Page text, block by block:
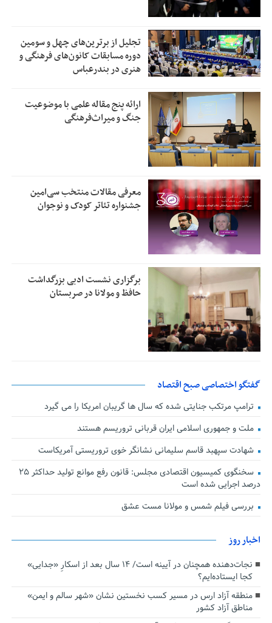
تجلیل از بر‌ترین‌های چهل و سومین
دوره مسابقات کانون‌های فرهنگی و
هنری در بندرعباس
ارائه پنج مقاله علمی با موضوعیت
جنگ و میراث‌فرهنگی
معرفی مقالات منتخب سی‌امین
جشنواره تئاتر کودک و نوجوان
برگزاری نشست ادبی بزرگداشت
حافظ و مولانا در صربستان
گفتگو اختصاصی صبح اقتصاد
ترامپ مرتکب جنایتی شده که سال ها گریبان امریکا را می گیرد
ملت و جمهوری اسلامی ایران قربانی تروریسم هستند
شهادت سپهبد قاسم سلیمانی نشانگر خوی تروریستی آمریکاست
سخنگوی کمیسیون اقتصادی مجلس: قانون رفع موانع تولید حداکثر ۲۵
درصد اجرایی شده است
بررسی فیلم شمس و مولانا مست عشق
اخبار روز
نجات‌دهنده‌ همچنان در آیینه است/ ۱۴ سال بعد از اسکارِ «جدایی»
کجا ایستاده‌ایم؟
منطقه آزاد ارس در مسیر کسب نخستین نشان «شهر سالم و ایمن»
مناطق آزاد کشور